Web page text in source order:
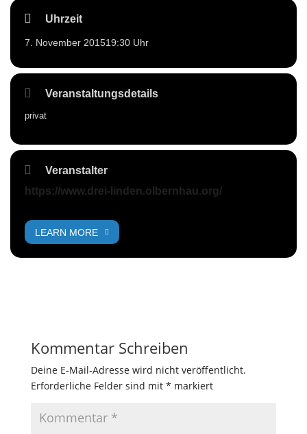
Uhrzeit
7. November 201519:30 Uhr
Veranstaltungsdetails
privat
Veranstalter
https://www.drei-linden.olbernhau.org/
LEARN MORE
Kommentar Schreiben
Deine E-Mail-Adresse wird nicht veröffentlicht.
Erforderliche Felder sind mit * markiert